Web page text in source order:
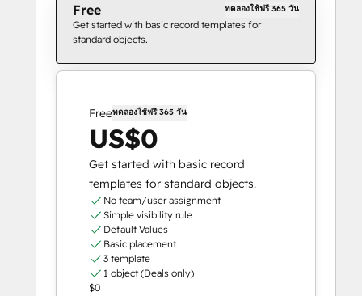
Free ทดลองใช้ฟรี 365 วัน
Get started with basic record templates for
standard objects.
Freeทดลองใช้ฟรี 365 วัน
US$0
Get started with basic record
templates for standard objects.
No team/user assignment
Simple visibility rule
Default Values
Basic placement
3 template
1 object (Deals only)
$0